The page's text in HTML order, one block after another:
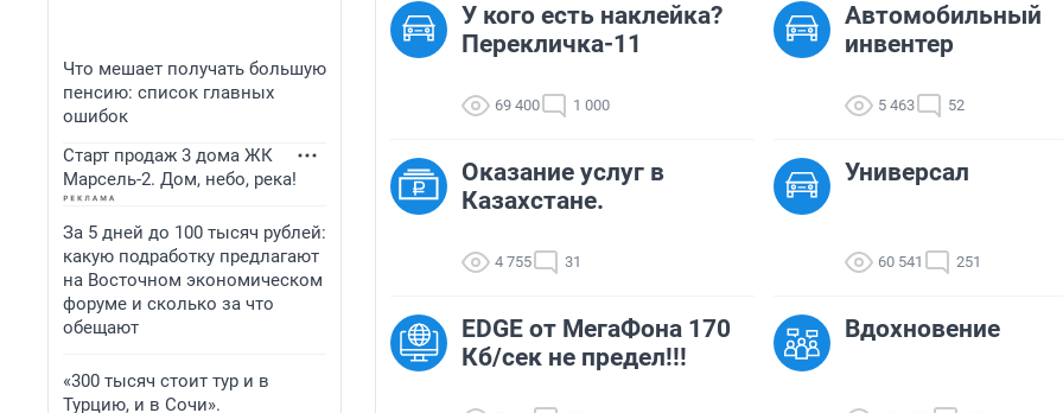
Что мешает получать большую
пенсию: список главных
ошибок
Старт продаж 3 дома ЖК
Марсель-2. Дом, небо, река!
За 5 дней до 100 тысяч рублей:
какую подработку предлагают
на Восточном экономическом
форуме и сколько за что
обещают
«300 тысяч стоит тур и в
Турцию, и в Сочи».
У кого есть наклейка?
Перекличка-11
69 400 1 000
Автомобильный
инвентер
5 463 52
Оказание услуг в
Казахстане.
4 755 31
Универсал
60 541 251
EDGE от МегаФона 170
Кб/сек не предел!!!
Вдохновение